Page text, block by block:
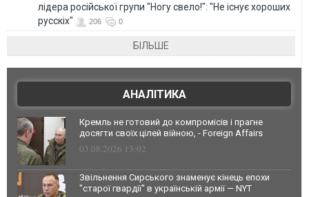
лідера російської групи "Ногу свело!": "Не існує хороших
русскіх"
206 0
БІЛЬШЕ
АНАЛІТИКА
Кремль не готовий до компромісів і прагне
досягти своїх цілей війною, - Foreign Affairs
03.08.2026 13:02
Звільнення Сирського знаменує кінець епохи
"старої гвардії" в українській армії — NYT